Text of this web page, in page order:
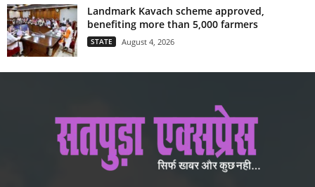
Landmark Kavach scheme approved,
benefiting more than 5,000 farmers
STATE August 4, 2026